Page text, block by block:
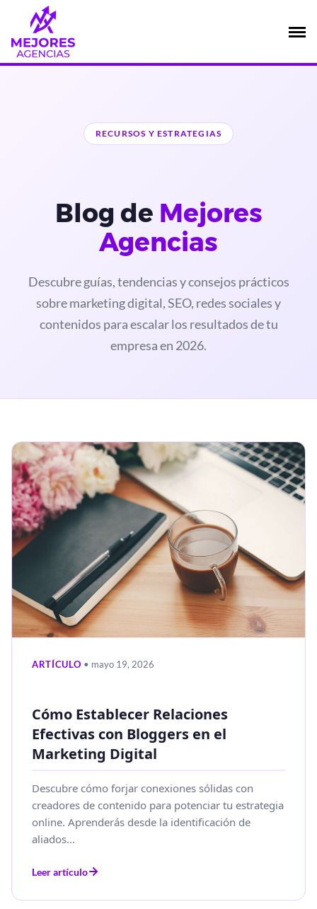
contenido
RECURSOS Y ESTRATEGIAS
Blog de Mejores
Agencias
Descubre guías, tendencias y consejos prácticos
sobre marketing digital, SEO, redes sociales y
contenidos para escalar los resultados de tu
empresa en 2026.
ARTÍCULO • mayo 19, 2026
Cómo Establecer Relaciones
Efectivas con Bloggers en el
Marketing Digital
Descubre cómo forjar conexiones sólidas con
creadores de contenido para potenciar tu estrategia
online. Aprenderás desde la identificación de
aliados...
Leer artículo